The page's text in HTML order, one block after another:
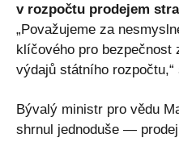
v rozpočtu prodejem
„Považujeme za
klíčového pro bezpečnost
výdajů státního rozpočtu,“
Bývalý ministr pro vědu
shrnul jednoduše —